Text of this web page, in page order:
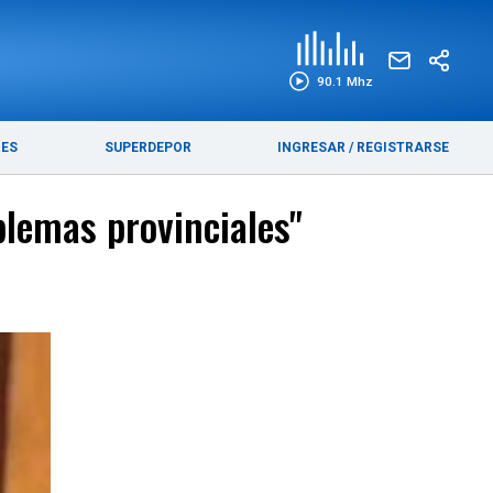
90.1 Mhz
SUPERDEPOR INGRESAR / REGISTRARSE
provinciales"